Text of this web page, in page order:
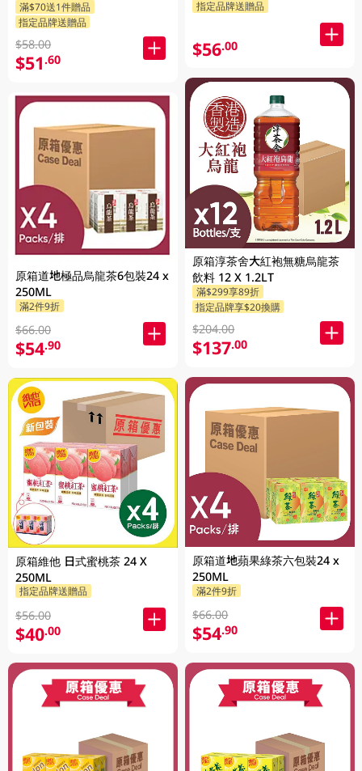
隨機發貨)
滿$70送1件贈品
指定品牌送贈品
$58.00
$51.60
原箱道地極品烏龍茶6包裝24 x
250ML
滿2件9折
$66.00
$54.90
原箱維他 日式蜜桃茶 24 X
250ML
指定品牌送贈品
$56.00
$40.00
指定品牌送贈品
$56.00
原箱淳茶舍大紅袍無糖烏龍茶
飲料 12 X 1.2LT
滿$299享89折
指定品牌享$20換購
$204.00
$137.00
原箱道地蘋果綠茶六包裝24 x
250ML
滿2件9折
$66.00
$54.90